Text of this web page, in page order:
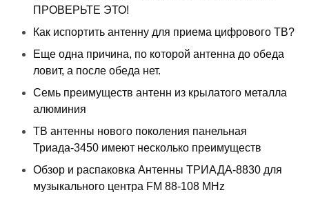
ПРОВЕРЬТЕ ЭТО!
Как испортить антенну для приема цифрового ТВ?
Еще одна причина, по которой антенна до обеда
ловит, а после обеда нет.
Семь преимуществ антенн из крылатого металла
алюминия
ТВ антенны нового поколения панельная
Триада-3450 имеют несколько преимуществ
Обзор и распаковка Антенны ТРИАДА-8830 для
музыкального центра FM 88-108 MHz